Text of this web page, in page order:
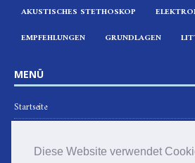
Diese Website verwendet
AKUSTISCHES STETHOSKOP
EMPFEHLUNGEN
GRUNDLAGEN
MENÜ
Startseite
Modellvorstellungen